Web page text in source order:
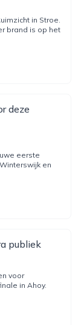
in Stroe.
brand is op het
deze
eerste
en
publiek
voor
in Ahoy.